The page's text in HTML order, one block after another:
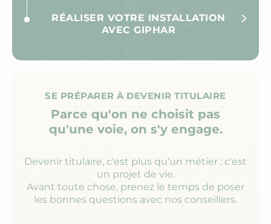
RÉALISER VOTRE INSTALLATION
AVEC GIPHAR
SE PRÉPARER À DEVENIR TITULAIRE
Parce qu'on ne choisit pas
qu'une voie, on s'y engage.
Devenir titulaire, c'est plus qu’un métier : c'est
un projet de vie.
Avant toute chose, prenez le temps de poser
les bonnes questions avec nos conseillers.